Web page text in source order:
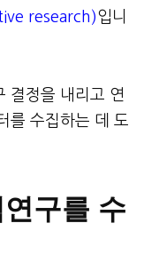
research)입니
결정을 내리고 연
를 수집하는 데 도
구를 수